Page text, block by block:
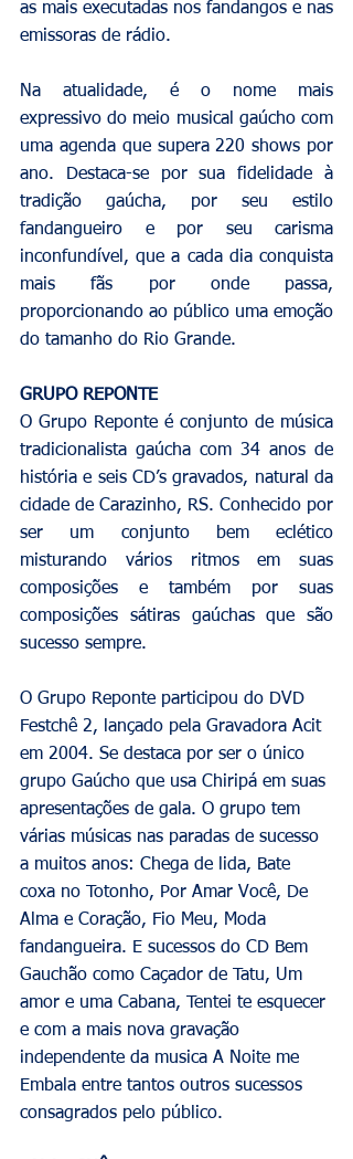
as mais executadas nos fandangos e nas
emissoras de rádio.
Na atualidade, é o nome mais
expressivo do meio musical gaúcho com
uma agenda que supera 220 shows por
ano. Destaca-se por sua fidelidade à
tradição gaúcha, por seu estilo
fandangueiro e por seu carisma
inconfundível, que a cada dia conquista
mais fãs por onde passa,
proporcionando ao público uma emoção
do tamanho do Rio Grande.
GRUPO REPONTE
O Grupo Reponte é conjunto de música
tradicionalista gaúcha com 34 anos de
história e seis CD’s gravados, natural da
cidade de Carazinho, RS. Conhecido por
ser um conjunto bem eclético
misturando vários ritmos em suas
composições e também por suas
composições sátiras gaúchas que são
sucesso sempre.
O Grupo Reponte participou do DVD
Festchê 2, lançado pela Gravadora Acit
em 2004. Se destaca por ser o único
grupo Gaúcho que usa Chiripá em suas
apresentações de gala. O grupo tem
várias músicas nas paradas de sucesso
a muitos anos: Chega de lida, Bate
coxa no Totonho, Por Amar Você, De
Alma e Coração, Fio Meu, Moda
fandangueira. E sucessos do CD Bem
Gauchão como Caçador de Tatu, Um
amor e uma Cabana, Tentei te esquecer
e com a mais nova gravação
independente da musica A Noite me
Embala entre tantos outros sucessos
consagrados pelo público.